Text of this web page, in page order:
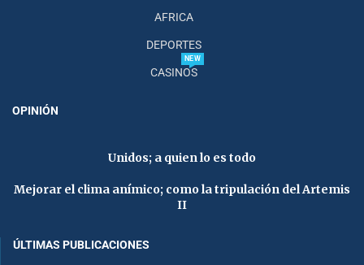
AFRICA
DEPORTES
CASINOS
NEW
OPINIÓN
Unidos; a quien lo es todo
Mejorar el clima anímico; como la tripulación del Artemis
II
ÚLTIMAS PUBLICACIONES